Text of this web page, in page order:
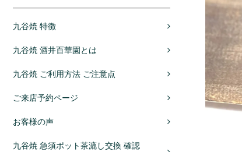
九谷焼 特徴
九谷焼 酒井百華園とは
九谷焼 ご利用方法 ご注意点
ご来店予約ページ
お客様の声
九谷焼 急須ポット茶漉し交換 確認